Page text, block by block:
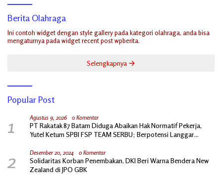
Berita Olahraga
Ini contoh widget dengan style gallery pada kategori olahraga, anda bisa
mengaturnya pada widget recent post wpberita.
Selengkapnya
Popular Post
1 Agustus 9, 2026 0 Komentar
PT Rakatak 87 Batam Diduga Abaikan Hak Normatif Pekerja,
Yutel Ketum SPBI FSP TEAM SERBU; Berpotensi Langgar
2 Desember 20, 2024 0 Komentar
Solidaritas Korban Penembakan, DKI Beri Warna Bendera New
Zealand di JPO GBK